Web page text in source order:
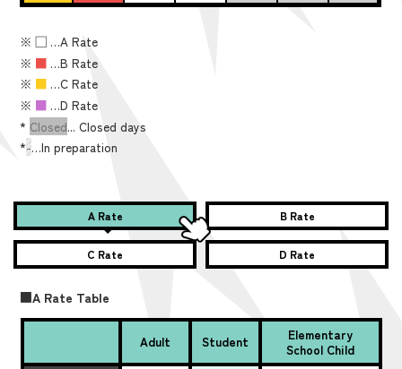
※■ …A Rate
※ ■ …B Rate
※ ■ …C Rate
※ ■ …D Rate
* Closed... Closed days
*-…In preparation
A Rate B Rate
C Rate D Rate
■A Rate Table
Adult Student
Elementary
School Child